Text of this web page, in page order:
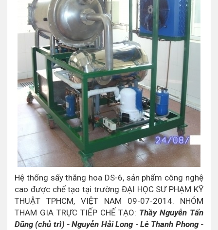
Hệ thống sấy thăng hoa DS-6, sản phẩm công nghệ
cao được chế tạo tại trường ĐẠI HỌC SƯ PHẠM KỸ
THUẬT TPHCM, VIỆT NAM 09-07-2014. NHÓM
THAM GIA TRỰC TIẾP CHẾ TẠO: Thầy Nguyễn Tấn
Dũng (chủ trì) - Nguyễn Hải Long - Lê Thanh Phong -